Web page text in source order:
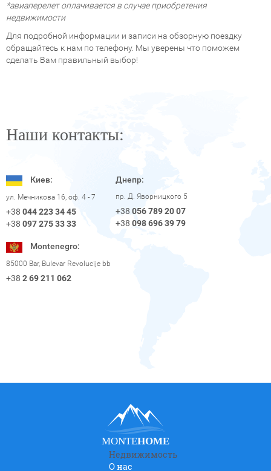
*авиаперелет оплачивается в случае приобретения
недвижимости
Для подробной информации и записи на обзорную поездку
обращайтесь к нам по телефону. Мы уверены что поможем
сделать Вам правильный выбор!
Наши контакты:
Киев:
ул. Мечникова 16, оф. 4 - 7
+38 044 223 34 45
+38 097 275 33 33
Днепр:
пр. Д. Яворницкого 5
+38 056 789 20 07
+38 098 696 39 79
Montenegro:
85000 Bar, Bulevar Revolucije bb
+38 2 69 211 062
MONTEHOME
Недвижимость
О нас